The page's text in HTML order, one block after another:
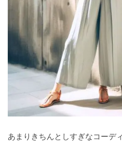
あまりきちんとしすぎなコーデ